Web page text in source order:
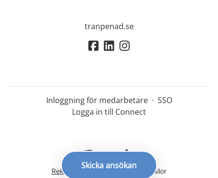
Skicka ansökan
tranpenad.se
Inloggning för medarbetare · SSO
Logga in till Connect
Rekryteringsverktygfrån Teamtailor